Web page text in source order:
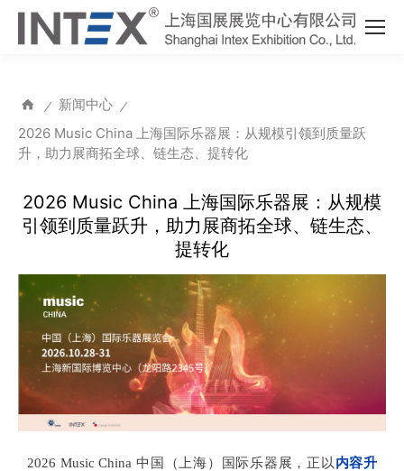
⁄ 新闻中心 ⁄
2026 Music China 上海国际乐器展：从规模引领到质量跃
升，助力展商拓全球、链生态、提转化
2026 Music China 上海国际乐器展：从规模
引领到质量跃升，助力展商拓全球、链生态、
提转化
2026 Music China 中国（上海）国际乐器展，正以 内容升